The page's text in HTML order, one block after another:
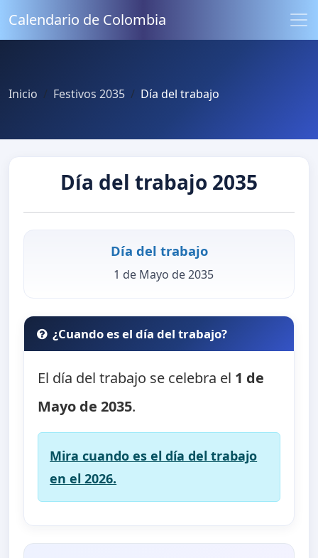
Calendario de Colombia
Inicio Festivos 2035 Día del trabajo
Día del trabajo 2035
Día del trabajo
1 de Mayo de 2035
¿Cuando es el día del trabajo?
El día del trabajo se celebra el 1 de
Mayo de 2035.
Mira cuando es el día del trabajo
en el 2026.